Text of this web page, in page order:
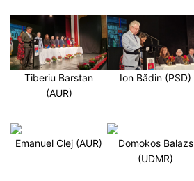
Tiberiu Barstan
(AUR)
Ion Bădin (PSD)
Emanuel Clej (AUR)
Domokos Balazs
(UDMR)